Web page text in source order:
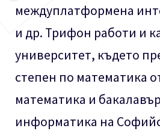
междуплатформена
и др. Трифон работи и
университет, където
степен по математика
математика и
информатика на